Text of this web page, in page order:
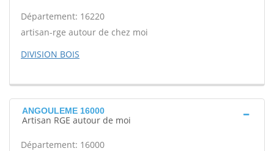
Département: 16220
artisan-rge autour de chez moi
DIVISION BOIS
ANGOULEME 16000
Artisan RGE autour de moi
Département: 16000